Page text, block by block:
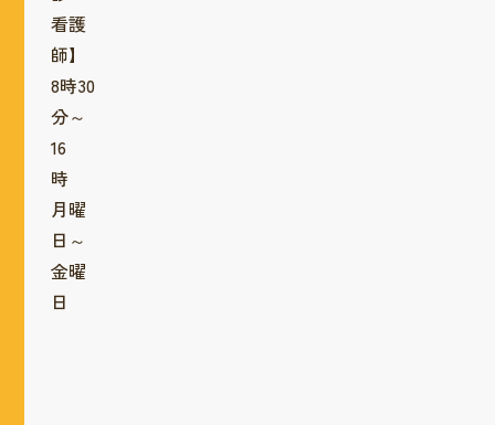
看護
師】
8時30
分～
16
時
月曜
日～
金曜
日